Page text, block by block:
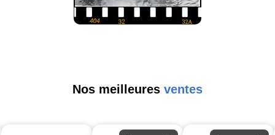
Nos meilleures ventes